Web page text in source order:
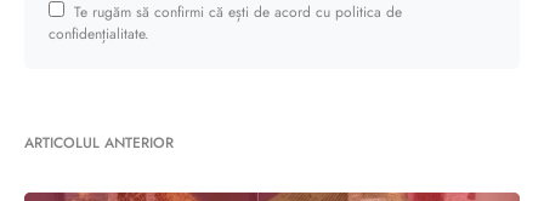
Te rugăm să confirmi că ești de acord cu politica de
confidențialitate.
ARTICOLUL ANTERIOR